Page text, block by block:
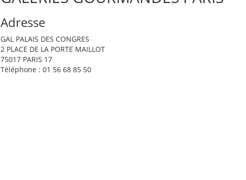
Adresse
GAL PALAIS DES CONGRES
2 PLACE DE LA PORTE MAILLOT
75017 PARIS 17
Téléphone : 01 56 68 85 50